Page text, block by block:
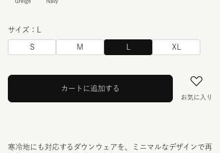
サイズ：L
S M XL
カートに追加する
お気に入り
寒冷地にも対応するダウンウェアを、ミニマルなデザインで再